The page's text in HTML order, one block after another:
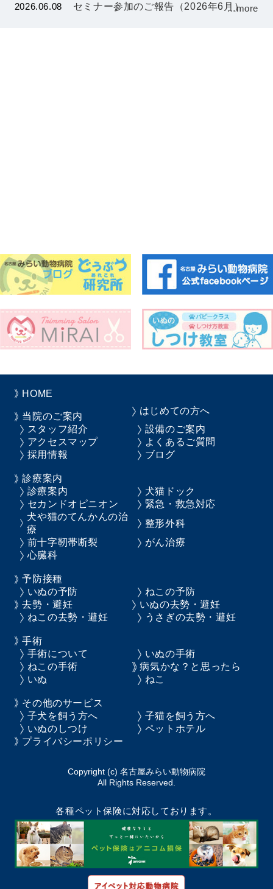
2026.06.08 セミナー参加のご報告（2026年6月）
…more
HOME
当院のご案内
はじめての方へ
スタッフ紹介
設備のご案内
アクセスマップ
よくあるご質問
採用情報
ブログ
診療案内
診療案内
犬猫ドック
セカンドオピニオン
緊急・救急対応
犬や猫のてんかんの治
療
整形外科
前十字靭帯断裂
がん治療
心臓科
予防接種
いぬの予防
ねこの予防
去勢・避妊
いぬの去勢・避妊
ねこの去勢・避妊
うさぎの去勢・避妊
手術
手術について
いぬの手術
ねこの手術
病気かな？と思ったら
いぬ
ねこ
その他のサービス
子犬を飼う方へ
子猫を飼う方へ
いぬのしつけ
ペットホテル
プライバシーポリシー
Copyright (c) 名古屋みらい動物病院
All Rights Reserved.
各種ペット保険に対応しております。